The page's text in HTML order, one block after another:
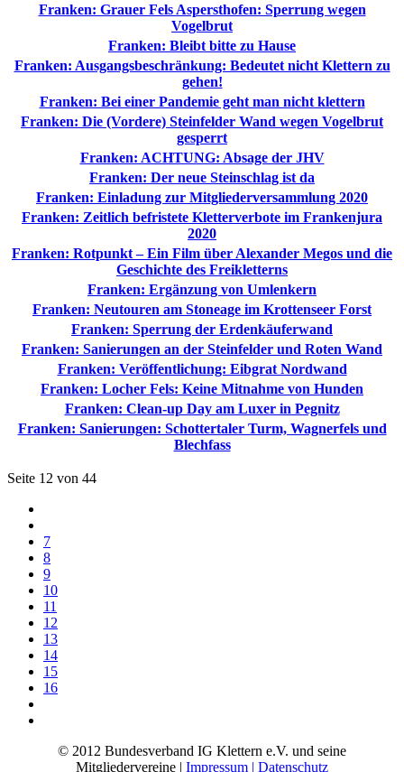
Franken: Grauer Fels Aspersthofen: Sperrung wegen
Vogelbrut
Franken: Bleibt bitte zu Hause
Franken: Ausgangsbeschränkung: Bedeutet nicht Klettern zu
gehen!
Franken: Bei einer Pandemie geht man nicht klettern
Franken: Die (Vordere) Steinfelder Wand wegen Vogelbrut
gesperrt
Franken: ACHTUNG: Absage der JHV
Franken: Der neue Steinschlag ist da
Franken: Einladung zur Mitgliederversammlung 2020
Franken: Zeitlich befristete Kletterverbote im Frankenjura
2020
Franken: Rotpunkt – Ein Film über Alexander Megos und die
Geschichte des Freikletterns
Franken: Ergänzung von Umlenkern
Franken: Neutouren am Stoneage im Krottenseer Forst
Franken: Sperrung der Erdenkäuferwand
Franken: Sanierungen an der Steinfelder und Roten Wand
Franken: Veröffentlichung: Eibgrat Nordwand
Franken: Locher Fels: Keine Mitnahme von Hunden
Franken: Clean-up Day am Luxer in Pegnitz
Franken: Sanierungen: Schottertaler Turm, Wagnerfels und
Blechfass
Seite 12 von 44
7
8
9
10
11
12
13
14
15
16
© 2012 Bundesverband IG Klettern e.V. und seine
Mitgliedervereine | Impressum | Datenschutz